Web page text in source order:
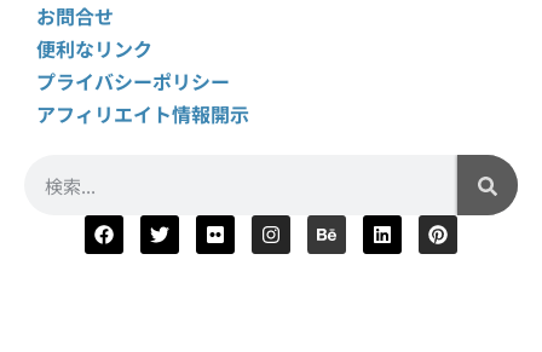
お問合せ
便利なリンク
プライバシーポリシー
アフィリエイト情報開示